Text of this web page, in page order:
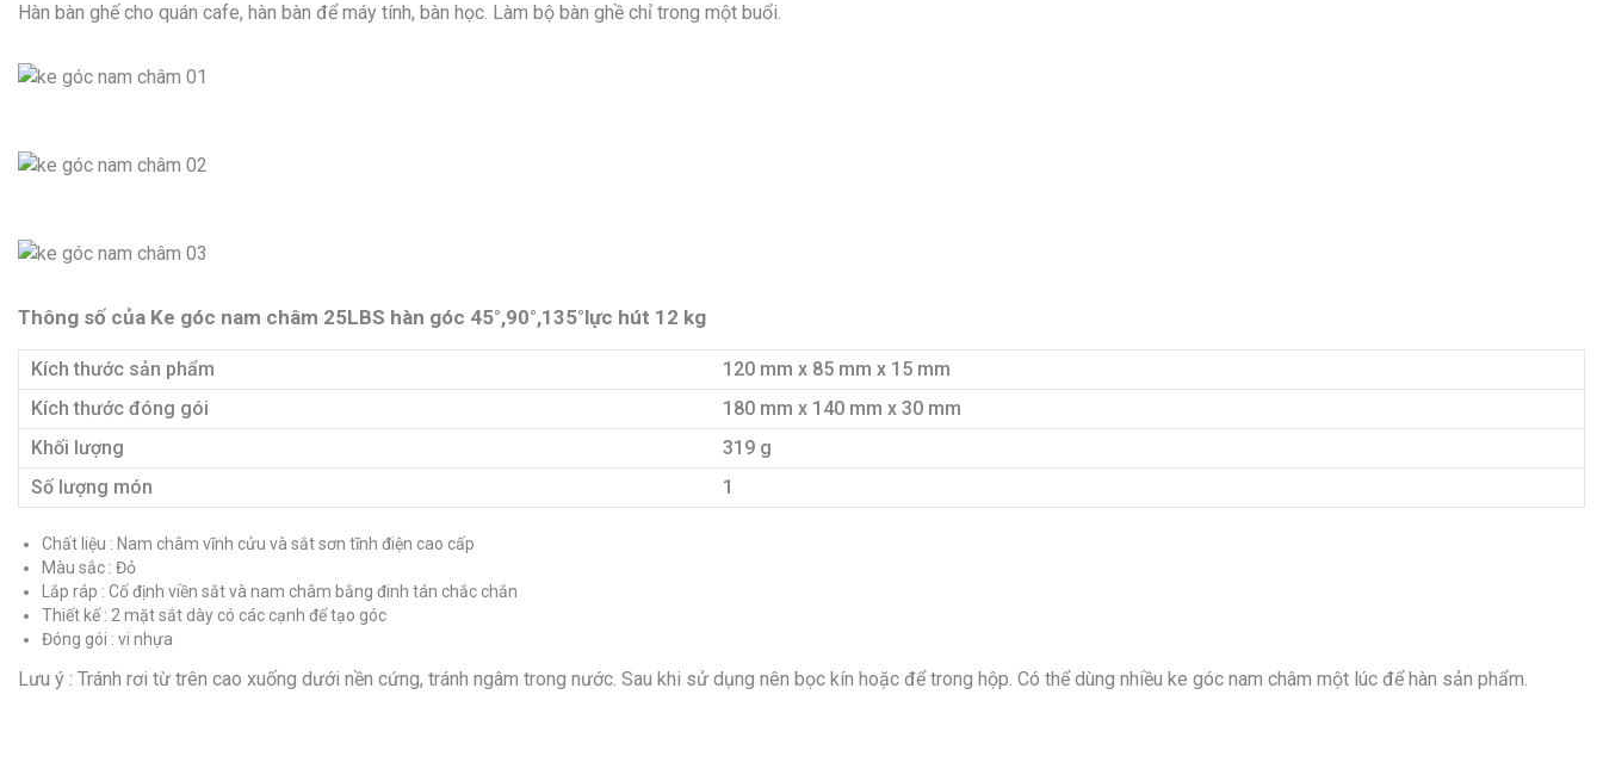
Hàn bàn ghế cho quán cafe, hàn bàn để máy tính, bàn học. Làm bộ bàn ghề chỉ trong một buổi.
Thông số của Ke góc nam châm 25LBS hàn góc 45°,90°,135°lực hút 12 kg
Kích thước sản phẩm
120 mm x 85 mm x 15 mm
Kích thước đóng gói
180 mm x 140 mm x 30 mm
Khối lượng
319 g
Số lượng món
1
Chất liệu : Nam châm vĩnh cửu và sắt sơn tĩnh điện cao cấp
Màu sắc : Đỏ
Lắp ráp : Cố định viền sắt và nam châm bằng đinh tán chắc chắn
Thiết kế : 2 mặt sắt dày có các cạnh để tạo góc
Đóng gói : vi nhựa
Lưu ý : Tránh rơi từ trên cao xuống dưới nền cứng, tránh ngâm trong nước. Sau khi sử dụng nên bọc kín hoặc để trong hộp. Có thể dùng nhiều ke góc nam châm một lúc để hàn sản phẩm.